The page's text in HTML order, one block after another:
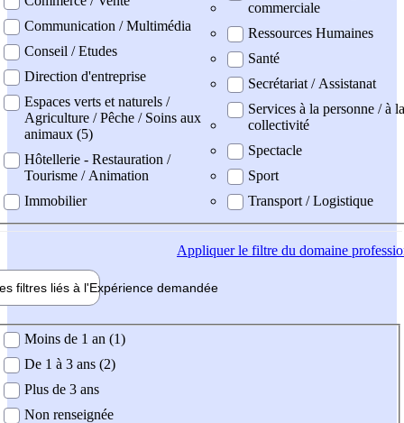
Communication / Multimédia
Conseil / Etudes
Direction d'entreprise
Espaces verts et naturels /
Agriculture / Pêche / Soins aux
animaux (5)
Hôtellerie - Restauration /
Tourisme / Animation
Immobilier
commerciale
Ressources Humaines
Santé
Secrétariat / Assistanat
Services à la personne / à la
collectivité
Spectacle
Sport
Transport / Logistique
Appliquerle filtre du domaine
filtres liés à l'Expérience demandée
demandée
Moins de 1 an (1)
De 1 à 3 ans (2)
Plus de 3 ans
Non renseignée